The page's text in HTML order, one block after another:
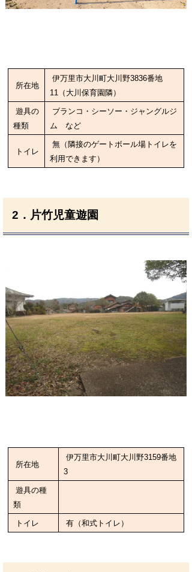
所在地
伊万里市大川町大川野3836番地
11（大川保育園隣）
遊具の
種類
ブランコ・シーソー・ジャングルジ
ム など
トイレ
無（隣接のゲートボール場トイレを
利用できます）
2．片竹児童遊園
所在地
伊万里市大川町大川野3159番地
3
遊具の種
類
トイレ 有（和式トイレ）